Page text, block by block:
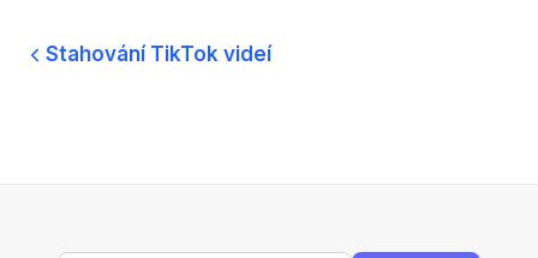
Stahování TikTok videí